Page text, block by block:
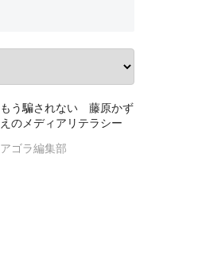
もう騙されない 藤原かず
えのメディアリテラシー
アゴラ編集部